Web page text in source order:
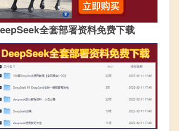
全套部署资料免费下载